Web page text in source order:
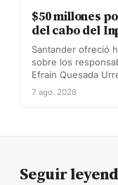
$50 millones
del cabo del
Santander ofreció
sobre los
Efraín Quesada
7 ago. 2026
Seguir